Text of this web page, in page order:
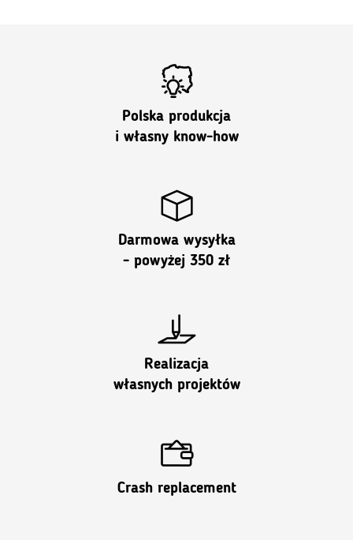
Polska produkcja
i własny know-how
Darmowa wysyłka
- powyżej 350 zł
Realizacja
własnych projektów
Crash replacement